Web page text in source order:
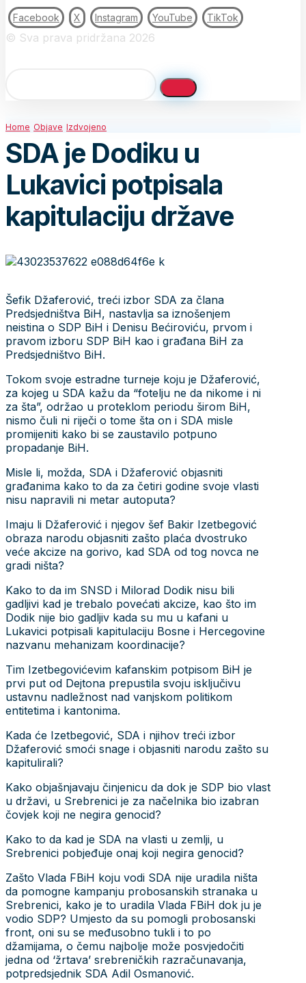
Facebook X Instagram YouTube TikTok
© Sva prava pridržana 2026
Home Objave Izdvojeno
SDA je Dodiku u
Lukavici potpisala
kapitulaciju države
Šefik Džaferović, treći izbor SDA za člana
Predsjedništva BiH, nastavlja sa iznošenjem
neistina o SDP BiH i Denisu Bećiroviću, prvom i
pravom izboru SDP BiH kao i građana BiH za
Predsjedništvo BiH.
Tokom svoje estradne turneje koju je Džaferović,
za kojeg u SDA kažu da “fotelju ne da nikome i ni
za šta”, održao u proteklom periodu širom BiH,
nismo čuli ni riječi o tome šta on i SDA misle
promijeniti kako bi se zaustavilo potpuno
propadanje BiH.
Misle li, možda, SDA i Džaferović objasniti
građanima kako to da za četiri godine svoje vlasti
nisu napravili ni metar autoputa?
Imaju li Džaferović i njegov šef Bakir Izetbegović
obraza narodu objasniti zašto plaća dvostruko
veće akcize na gorivo, kad SDA od tog novca ne
gradi ništa?
Kako to da im SNSD i Milorad Dodik nisu bili
gadljivi kad je trebalo povećati akcize, kao što im
Dodik nije bio gadljiv kada su mu u kafani u
Lukavici potpisali kapitulaciju Bosne i Hercegovine
nazvanu mehanizam koordinacije?
Tim Izetbegovićevim kafanskim potpisom BiH je
prvi put od Dejtona prepustila svoju isključivu
ustavnu nadležnost nad vanjskom politikom
entitetima i kantonima.
Kada će Izetbegović, SDA i njihov treći izbor
Džaferović smoći snage i objasniti narodu zašto su
kapitulirali?
Kako objašnjavaju činjenicu da dok je SDP bio vlast
u državi, u Srebrenici je za načelnika bio izabran
čovjek koji ne negira genocid?
Kako to da kad je SDA na vlasti u zemlji, u
Srebrenici pobjeđuje onaj koji negira genocid?
Zašto Vlada FBiH koju vodi SDA nije uradila ništa
da pomogne kampanju probosanskih stranaka u
Srebrenici, kako je to uradila Vlada FBiH dok ju je
vodio SDP? Umjesto da su pomogli probosanski
front, oni su se međusobno tukli i to po
džamijama, o čemu najbolje može posvjedočiti
jedna od ‘žrtava’ srebreničkih razračunavanja,
potpredsjednik SDA Adil Osmanović.